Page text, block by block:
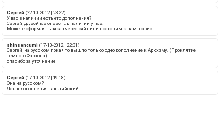
Сергей (22-10-2012 | 23:22)
У вас в наличии есть ето дополнения?
Сергей, да, сейчас оно есть в наличии у нас.
Можете оформлять заказ через сайт или позвоним к нам в офис.
shinsengumi (17-10-2012 | 22:31)
Сергей, на русском пока что вышло только одно дополнение к Аркхэму. (Проклятие
Темного Фараона).
спасибо за уточнение
Сергей (17-10-2012 | 19:18)
Она на русском?
Язык дополнения - английский